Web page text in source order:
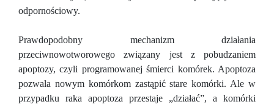
odpornościowy.
Prawdopodobny mechanizm działania
przeciwnowotworowego związany jest z pobudzaniem
apoptozy, czyli programowanej śmierci komórek. Apoptoza
pozwala nowym komórkom zastąpić stare komórki. Ale w
przypadku raka apoptoza przestaje „działać”, a komórki